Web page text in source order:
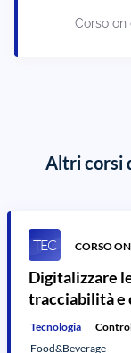
Corso on
Altri corsi
TEC CORSO
Digitalizzare
tracciabilità e
Tecnologia
Food&Beverage